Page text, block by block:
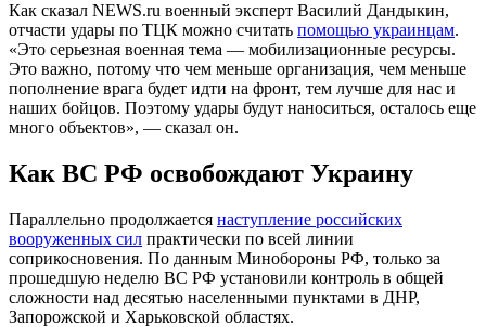
Как сказал NEWS.ru военный эксперт Василий Дандыкин,
отчасти удары по ТЦК можно считать помощью украинцам.
«Это серьезная военная тема — мобилизационные ресурсы.
Это важно, потому что чем меньше организация, чем меньше
пополнение врага будет идти на фронт, тем лучше для нас и
наших бойцов. Поэтому удары будут наноситься, осталось еще
много объектов», — сказал он.
Как ВС РФ освобождают Украину
Параллельно продолжается наступление российских
вооруженных сил практически по всей линии
соприкосновения. По данным Минобороны РФ, только за
прошедшую неделю ВС РФ установили контроль в общей
сложности над десятью населенными пунктами в ДНР,
Запорожской и Харьковской областях.